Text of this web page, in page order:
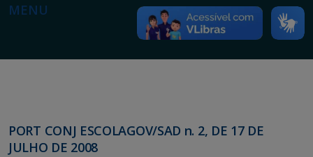
MENU
PORT CONJ ESCOLAGOV/SAD n. 2, DE 17 DE
JULHO DE 2008